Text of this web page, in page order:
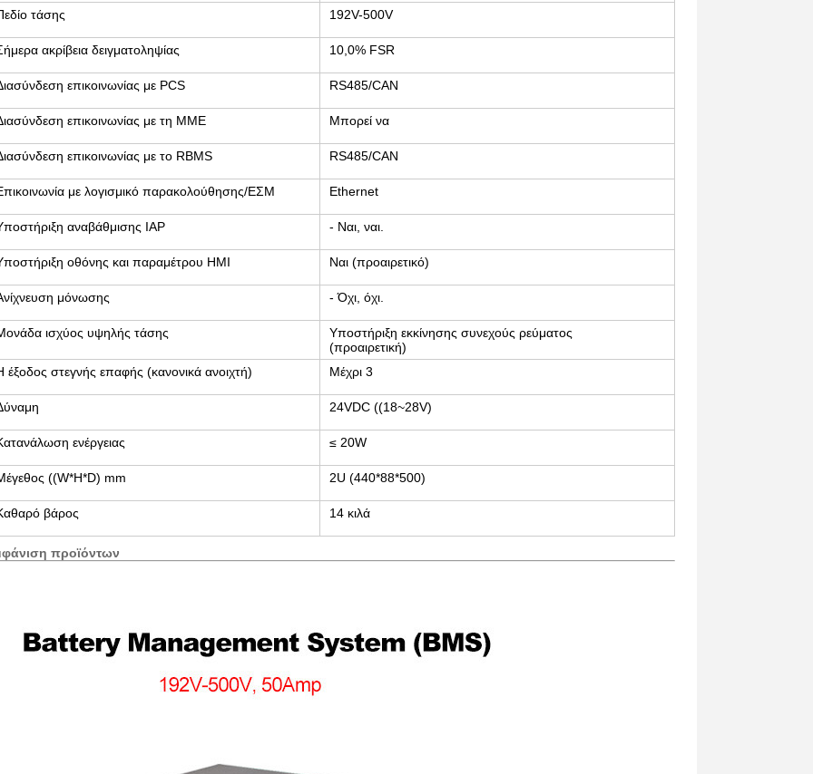
τάσης 192V-500V
ακρίβεια δειγματοληψίας 10,0% FSR
επικοινωνίας με PCS RS485/CAN
επικοινωνίας με τη ΜΜΕ Μπορεί να
επικοινωνίας με το RBMS RS485/CAN
με λογισμικό παρακολούθησης/ΕΣΜ Ethernet
αναβάθμισης IAP - Ναι, ναι.
οθόνης και παραμέτρου HMI Ναι (προαιρετικό)
μόνωσης - Όχι, όχι.
ισχύος υψηλής τάσης
Υποστήριξη εκκίνησης συνεχούς ρεύματος
(προαιρετική)
έξοδος στεγνής επαφής (κανονικά ανοιχτή)
Μέχρι 3
24VDC ((18~28V)
ενέργειας ≤ 20W
((W*H*D) mm 2U (440*88*500)
βάρος 14 κιλά
προϊόντων